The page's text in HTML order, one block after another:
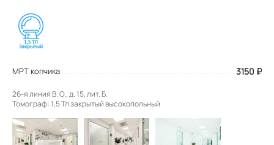
МРТ копчика 3150 ₽
26-я линия В. О., д. 15, лит. Б.
Томограф: 1,5 Тл закрытый высокопольный